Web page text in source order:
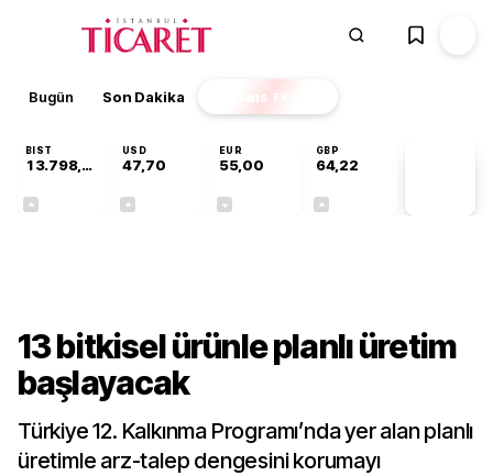
Bugün Son Dakika Finans EKSTRA
BIST
13.798,82
USD
47,70
EUR
55,00
GBP
64,22
13 bitkisel ürünle planlı üretim
başlayacak
Türkiye 12. Kalkınma Programı’nda yer alan planlı
üretimle arz-talep dengesini korumayı